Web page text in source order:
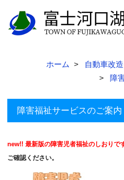
ホーム
自動車改
障
障害福祉サービスのご案内
new!! 最新版の障害児者福祉のしおりで
ご確認ください。